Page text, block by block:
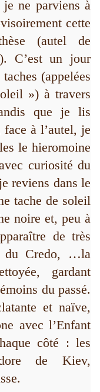
ne parviens à
cette
(autel de
C’est un jour
(appelées
») à travers
que je lis
face à l’autel, je
le hieromoine
curiosité du
reviens dans le
tache de soleil
noire et, peu à
de très
du Credo, …la
gardant
du passé.
et naïve,
avec l’Enfant
côté : les
de Kiev,